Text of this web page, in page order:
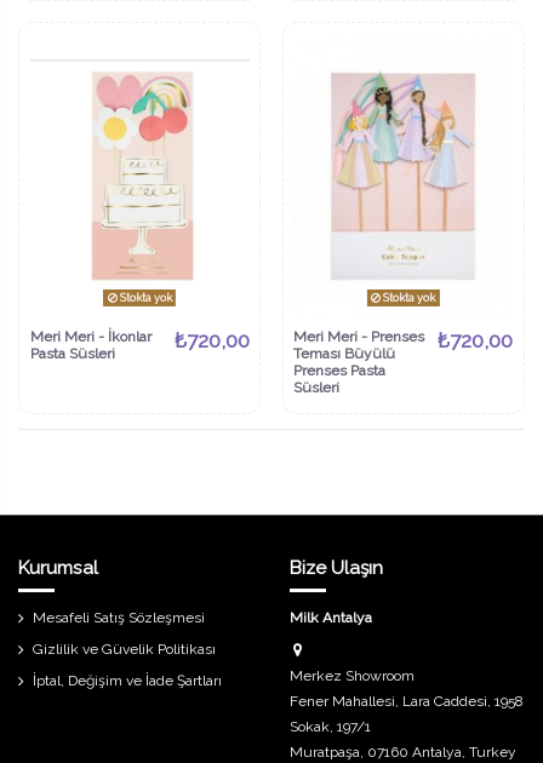
Stokta yok
Meri Meri - İkonlar
Pasta Süsleri
₺720,00
Stokta yok
Meri Meri - Prenses
Teması Büyülü
Prenses Pasta
Süsleri
₺720,00
Kurumsal
Mesafeli Satış Sözleşmesi
Gizlilik ve Güvelik Politikası
İptal, Değişim ve İade Şartları
Bize Ulaşın
Milk Antalya
Merkez Showroom
Fener Mahallesi, Lara Caddesi, 1958
Sokak, 197/1
Muratpaşa, 07160 Antalya, Turkey